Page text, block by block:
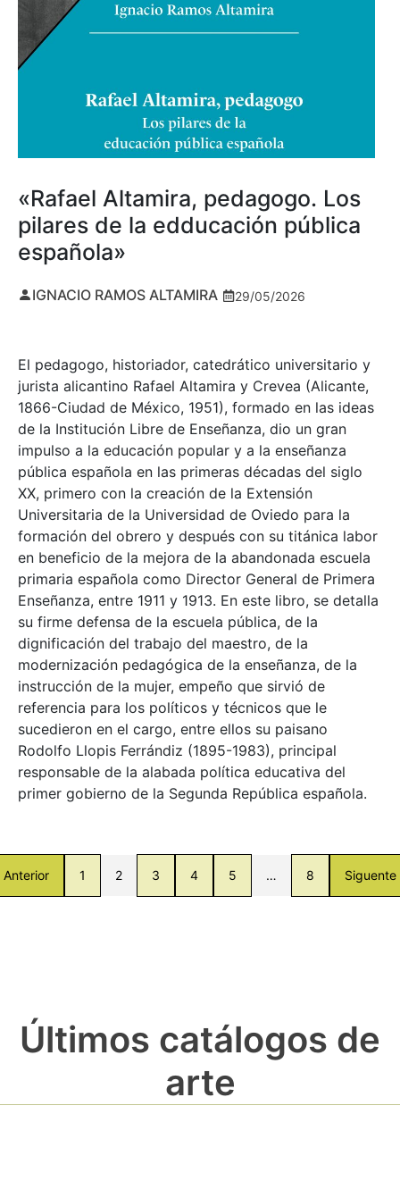
«Rafael Altamira, pedagogo. Los
pilares de la edducación pública
española»
IGNACIO RAMOS ALTAMIRA 29/05/2026
El pedagogo, historiador, catedrático universitario y
jurista alicantino Rafael Altamira y Crevea (Alicante,
1866-Ciudad de México, 1951), formado en las ideas
de la Institución Libre de Enseñanza, dio un gran
impulso a la educación popular y a la enseñanza
pública española en las primeras décadas del siglo
XX, primero con la creación de la Extensión
Universitaria de la Universidad de Oviedo para la
formación del obrero y después con su titánica labor
en beneficio de la mejora de la abandonada escuela
primaria española como Director General de Primera
Enseñanza, entre 1911 y 1913. En este libro, se detalla
su firme defensa de la escuela pública, de la
dignificación del trabajo del maestro, de la
modernización pedagógica de la enseñanza, de la
instrucción de la mujer, empeño que sirvió de
referencia para los políticos y técnicos que le
sucedieron en el cargo, entre ellos su paisano
Rodolfo Llopis Ferrándiz (1895-1983), principal
responsable de la alabada política educativa del
primer gobierno de la Segunda República española.
Anterior 1 2 3 4 5 … 8 Siguente
Últimos catálogos de
arte